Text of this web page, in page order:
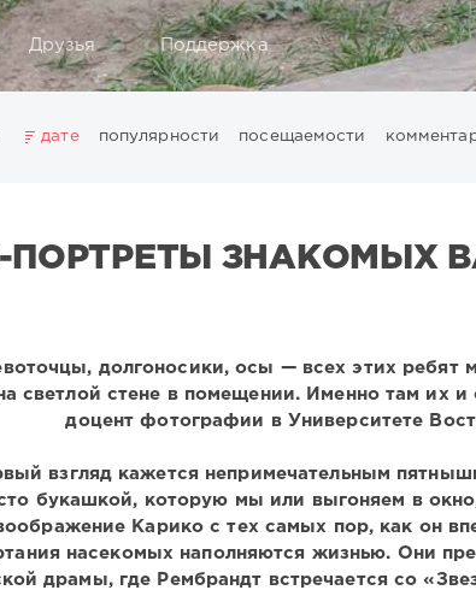
Друзья Поддержка
дате популярности посещаемости
ПОРТРЕТЫ ЗНАКОМЫХ
долгоносики, осы — всех этих ребят
светлой стене в помещении. Именно там их
доцент фотографии в Университете
взгляд кажется непримечательным
букашкой, которую мы или выгоняем в
Карико с тех самых пор, как он
насекомых наполняются жизнью. Они
драмы, где Рембрандт встречается со